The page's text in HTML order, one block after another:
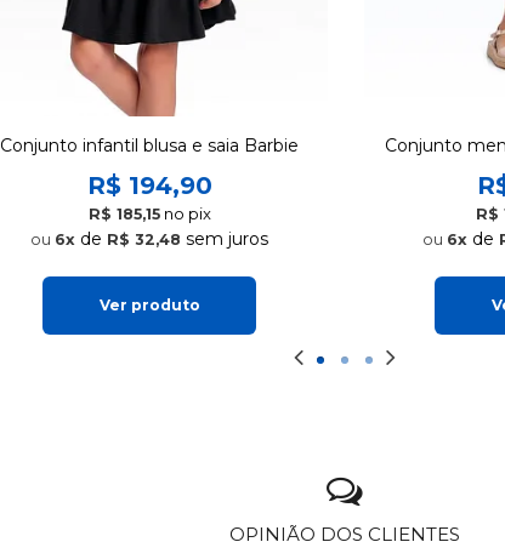
Conjunto infantil blusa e saia Barbie
R$ 194,90
R$ 185,15 no pix
6x de R$ 32,48 sem juros
Ver produto
Conjunto
R$
6x de
OPINIÃO DOS CLIENTES